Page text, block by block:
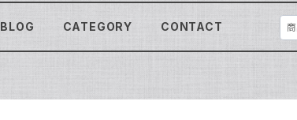
BLOG CATEGORY CONTACT